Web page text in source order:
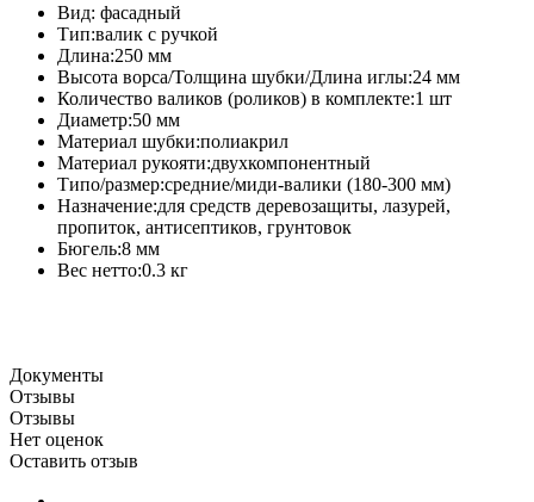
Вид: фасадный
Тип:валик с ручкой
Длина:250 мм
Высота ворса/Толщина шубки/Длина иглы:24 мм
Количество валиков (роликов) в комплекте:1 шт
Диаметр:50 мм
Материал шубки:полиакрил
Материал рукояти:двухкомпонентный
Типо/размер:средние/миди-валики (180-300 мм)
Назначение:для средств деревозащиты, лазурей,
пропиток, антисептиков, грунтовок
Бюгель:8 мм
Вес нетто:0.3 кг
Документы
Отзывы
Отзывы
Нет оценок
Оставить отзыв